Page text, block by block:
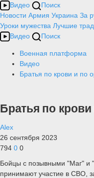
Видео
Поиск
Новости Армия Украина За
Уроки мужества Лучшие
Видео
Поиск
Военная платформа
Видео
Братья по крови и по
Братья по
Alex
26 сентября 2023
794 0 0
Бойцы с позывными "Маг" и
принимают участие в СВО,